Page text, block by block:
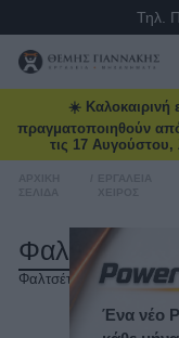
Τηλ.
ΠΡΟΪΌΝΤΑ
ΕΠΙΚΟΙΝΩΝΊΑ
ΝΈΑ &
☀️ Καλοκαιρινή
πραγματοποιηθούν
τις 17 Αυγούστου,
Φαλτσέτα-
Φαλτσέτα-Κοπίδια
ΤΑΞΙΝΌΜΗΣΗ
Ένα νέο